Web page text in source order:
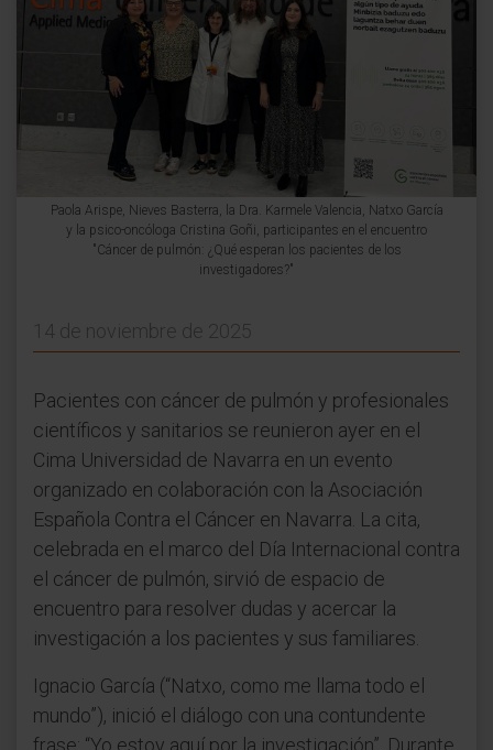
Paola Arispe, Nieves Basterra, la Dra. Karmele Valencia, Natxo García
y la psico-oncóloga Cristina Goñi, participantes en el encuentro
"Cáncer de pulmón: ¿Qué esperan los pacientes de los
investigadores?"
14 de noviembre de 2025
Pacientes con cáncer de pulmón y profesionales
científicos y sanitarios se reunieron ayer en el
Cima Universidad de Navarra en un evento
organizado en colaboración con la Asociación
Española Contra el Cáncer en Navarra. La cita,
celebrada en el marco del Día Internacional contra
el cáncer de pulmón, sirvió de espacio de
encuentro para resolver dudas y acercar la
investigación a los pacientes y sus familiares.
Ignacio García (“Natxo, como me llama todo el
mundo”), inició el diálogo con una contundente
frase: “Yo estoy aquí por la investigación”. Durante